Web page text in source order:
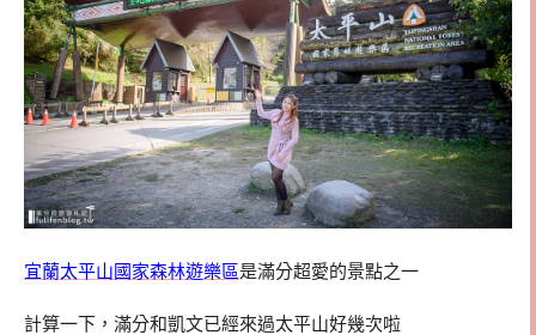
宜蘭太平山國家森林遊樂區是滿分超愛的景點之一
計算一下，滿分和凱文已經來過太平山好幾次啦